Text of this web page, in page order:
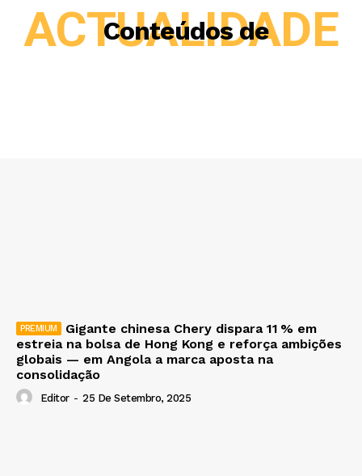
Conteúdos de
ACTUALIDADE
Gigante chinesa Chery dispara 11 % em
estreia na bolsa de Hong Kong e reforça ambições
globais — em Angola a marca aposta na
consolidação
Editor - 25 De Setembro, 2025